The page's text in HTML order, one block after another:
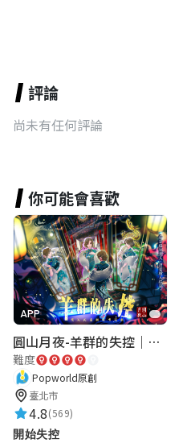
評論
尚未有任何評論
你可能會喜歡
APP
圓山月夜-羊群的失控｜圓山飯店 ARG實境解謎遊戲
難度
Popworld原創
臺北市
4.8(569)
開始失控